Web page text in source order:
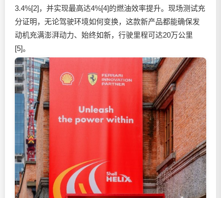
3.4%[2]，并实现最高达4%[4]的燃油效率提升。现场测试充
分证明，无论驾驶环境如何变换，这款新产品都能确保发
动机充满澎湃动力、始终如新，行驶里程可达20万公里
[5]。